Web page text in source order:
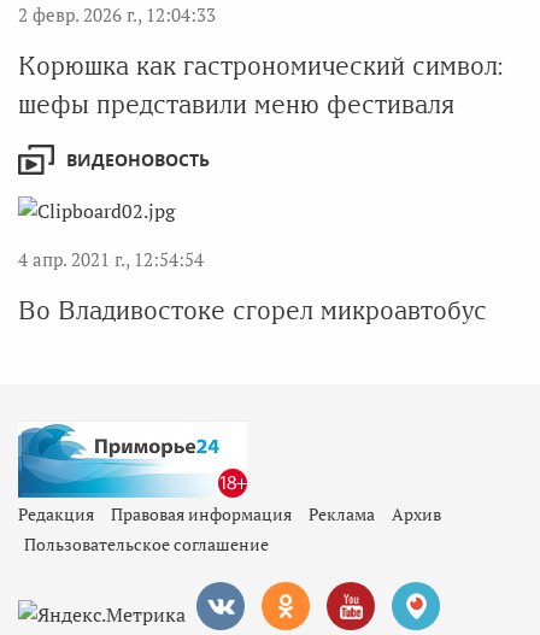
2 февр. 2026 г., 12:04:33
Корюшка как гастрономический символ:
шефы представили меню фестиваля
ВИДЕОНОВОСТЬ
4 апр. 2021 г., 12:54:54
Во Владивостоке сгорел микроавтобус
Редакция Правовая информация Реклама
Архив
Пользовательское соглашение